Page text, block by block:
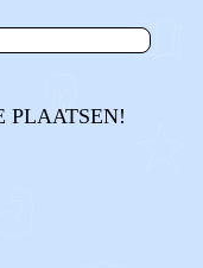
PLAATSEN!